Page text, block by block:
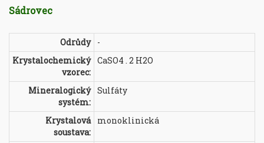
Sádrovec
Odrůdy
-
Krystalochemický
vzorec:
CaSO4 . 2 H2O
Mineralogický
systém:
Sulfáty
Krystalová
soustava:
monoklinická